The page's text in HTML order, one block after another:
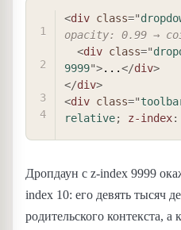
<div class="
opacity: 0.99 →
<div class="
9999">...</div>
</div>
<div class="
relative; z-index:
Дропдаун с z-index 9999
index 10: его девять тысяч
родительского контекста, а